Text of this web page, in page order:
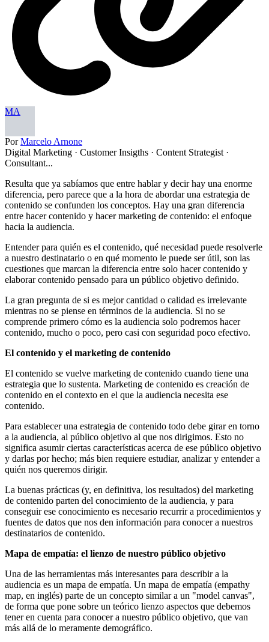
MA
PorMarcelo Arnone
Digital Marketing · Customer Insigths · Content Strategist ·
Consultant...
Resulta que ya sabíamos que entre hablar y decir hay una enorme
diferencia, pero parece que a la hora de abordar una estrategia de
contenido se confunden los conceptos. Hay una gran diferencia
entre hacer contenido y hacer marketing de contenido: el enfoque
hacia la audiencia.
Entender para quién es el contenido, qué necesidad puede resolverle
a nuestro destinatario o en qué momento le puede ser útil, son las
cuestiones que marcan la diferencia entre solo hacer contenido y
elaborar contenido pensado para un público objetivo definido.
La gran pregunta de si es mejor cantidad o calidad es irrelevante
mientras no se piense en términos de la audiencia. Si no se
comprende primero cómo es la audiencia solo podremos hacer
contenido, mucho o poco, pero casi con seguridad poco efectivo.
El contenido y el marketing de contenido
El contenido se vuelve marketing de contenido cuando tiene una
estrategia que lo sustenta. Marketing de contenido es creación de
contenido en el contexto en el que la audiencia necesita ese
contenido.
Para establecer una estrategia de contenido todo debe girar en torno
a la audiencia, al público objetivo al que nos dirigimos. Esto no
significa asumir ciertas características acerca de ese público objetivo
y darlas por hecho; más bien requiere estudiar, analizar y entender a
quién nos queremos dirigir.
La buenas prácticas (y, en definitiva, los resultados) del marketing
de contenido parten del conocimiento de la audiencia, y para
conseguir ese conocimiento es necesario recurrir a procedimientos y
fuentes de datos que nos den información para conocer a nuestros
destinatarios de contenido.
Mapa de empatía: el lienzo de nuestro público objetivo
Una de las herramientas más interesantes para describir a la
audiencia es un mapa de empatía. Un mapa de empatía (empathy
map, en inglés) parte de un concepto similar a un "model canvas",
de forma que pone sobre un teórico lienzo aspectos que debemos
tener en cuenta para conocer a nuestro público objetivo, que van
más allá de lo meramente demográfico.